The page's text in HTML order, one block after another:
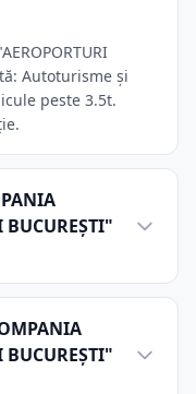
Autoturisme și
peste 3.5t.